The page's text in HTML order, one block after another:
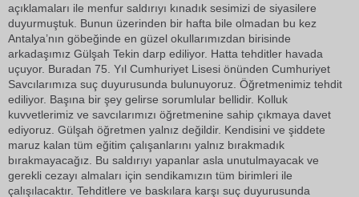
açıklamaları ile menfur saldırıyı kınadık sesimizi de siyasilere
duyurmuştuk. Bunun üzerinden bir hafta bile olmadan bu kez
Antalya’nın göbeğinde en güzel okullarımızdan birisinde
arkadaşımız Gülşah Tekin darp ediliyor. Hatta tehditler havada
uçuyor. Buradan 75. Yıl Cumhuriyet Lisesi önünden Cumhuriyet
Savcılarımıza suç duyurusunda bulunuyoruz. Öğretmenimiz tehdit
ediliyor. Başına bir şey gelirse sorumlular bellidir. Kolluk
kuvvetlerimiz ve savcılarımızı öğretmenine sahip çıkmaya davet
ediyoruz. Gülşah öğretmen yalnız değildir. Kendisini ve şiddete
maruz kalan tüm eğitim çalışanlarını yalnız bırakmadık
bırakmayacağız. Bu saldırıyı yapanlar asla unutulmayacak ve
gerekli cezayı almaları için sendikamızın tüm birimleri ile
çalışılacaktır. Tehditlere ve baskılara karşı suç duyurusunda